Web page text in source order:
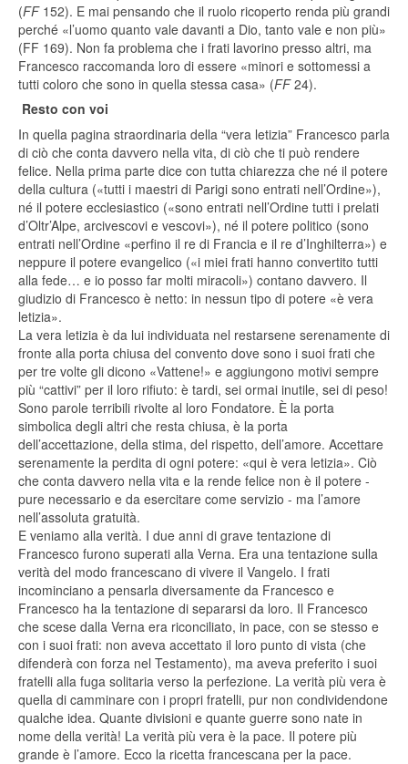
(FF152). E mai pensando che il ruolo ricoperto renda più grandi
perché «l’uomo quanto vale davanti a Dio, tanto vale e non più»
(FF 169). Non fa problema che i frati lavorino presso altri, ma
Francesco raccomanda loro di essere «minori e sottomessi a
tutti coloro che sono in quella stessa casa» (FF24).
Resto con voi
In quella pagina straordinaria della “vera letizia” Francesco parla
di ciò che conta davvero nella vita, di ciò che ti può rendere
felice. Nella prima parte dice con tutta chiarezza che né il potere
della cultura («tutti i maestri di Parigi sono entrati nell’Ordine»),
né il potere ecclesiastico («sono entrati nell’Ordine tutti i prelati
d’Oltr’Alpe, arcivescovi e vescovi»), né il potere politico (sono
entrati nell’Ordine «perfino il re di Francia e il re d’Inghilterra») e
neppure il potere evangelico («i miei frati hanno convertito tutti
alla fede… e io posso far molti miracoli») contano davvero. Il
giudizio di Francesco è netto: in nessun tipo di potere «è vera
letizia».
La vera letizia è da lui individuata nel restarsene serenamente di
fronte alla porta chiusa del convento dove sono i suoi frati che
per tre volte gli dicono «Vattene!» e aggiungono motivi sempre
più “cattivi” per il loro rifiuto: è tardi, sei ormai inutile, sei di peso!
Sono parole terribili rivolte al loro Fondatore. È la porta
simbolica degli altri che resta chiusa, è la porta
dell’accettazione, della stima, del rispetto, dell’amore. Accettare
serenamente la perdita di ogni potere: «qui è vera letizia». Ciò
che conta davvero nella vita e la rende felice non è il potere -
pure necessario e da esercitare come servizio - ma l’amore
nell’assoluta gratuità.
E veniamo alla verità. I due anni di grave tentazione di
Francesco furono superati alla Verna. Era una tentazione sulla
verità del modo francescano di vivere il Vangelo. I frati
incominciano a pensarla diversamente da Francesco e
Francesco ha la tentazione di separarsi da loro. Il Francesco
che scese dalla Verna era riconciliato, in pace, con se stesso e
con i suoi frati: non aveva accettato il loro punto di vista (che
difenderà con forza nel Testamento), ma aveva preferito i suoi
fratelli alla fuga solitaria verso la perfezione. La verità più vera è
quella di camminare con i propri fratelli, pur non condividendone
qualche idea. Quante divisioni e quante guerre sono nate in
nome della verità! La verità più vera è la pace. Il potere più
grande è l’amore. Ecco la ricetta francescana per la pace.